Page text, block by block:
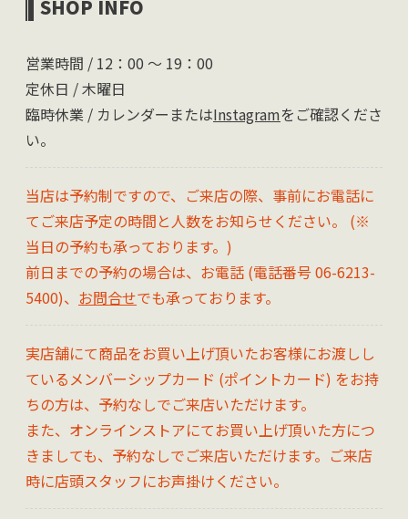
SHOP INFO
営業時間 / 12：00 〜 19：00
定休日 / 木曜日
臨時休業 / カレンダーまたはInstagramをご確認くださ
い。
当店は予約制ですので、ご来店の際、事前にお電話に
てご来店予定の時間と人数をお知らせください。 (※
当日の予約も承っております。)
前日までの予約の場合は、お電話 (電話番号 06-6213-
5400)、 お問合せでも承っております。
実店舗にて商品をお買い上げ頂いたお客様にお渡しし
ているメンバーシップカード (ポイントカード) をお持
ちの方は、予約なしでご来店いただけます。
また、オンラインストアにてお買い上げ頂いた方につ
きましても、予約なしでご来店いただけます。ご来店
時に店頭スタッフにお声掛けください。